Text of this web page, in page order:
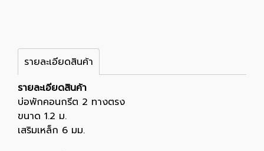
รายละเอียดสินค้า
รายละเอียดสินค้า
บ่อพักคอนกรีต 2 ทางตรง
ขนาด 1.2 ม.
เสริมเหล็ก 6 มม.